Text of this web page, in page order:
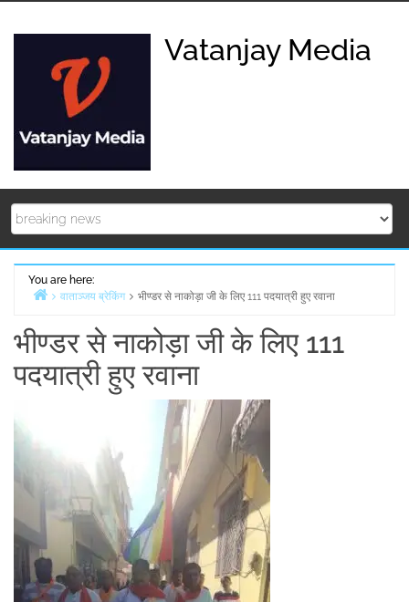
Vatanjay Media
You are here:
वाताञ्जय ब्रेकिंग भीण्डर से नाकोड़ा जी के लिए 111 पदयात्री हुए रवाना
भीण्डर से नाकोड़ा जी के लिए 111
पदयात्री हुए रवाना